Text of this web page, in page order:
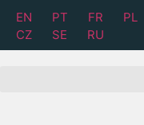
EN PT FR PL
CZ
SE RU